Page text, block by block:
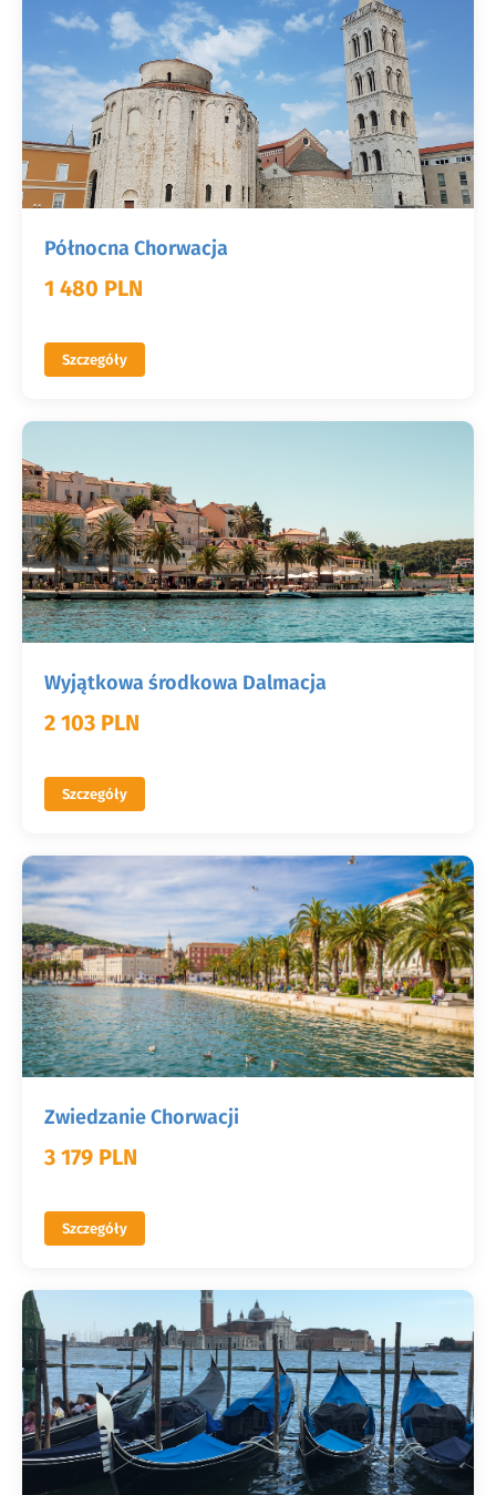
Północna Chorwacja
1 480 PLN
Szczegóły
Wyjątkowa środkowa Dalmacja
2 103 PLN
Szczegóły
Zwiedzanie Chorwacji
3 179 PLN
Szczegóły